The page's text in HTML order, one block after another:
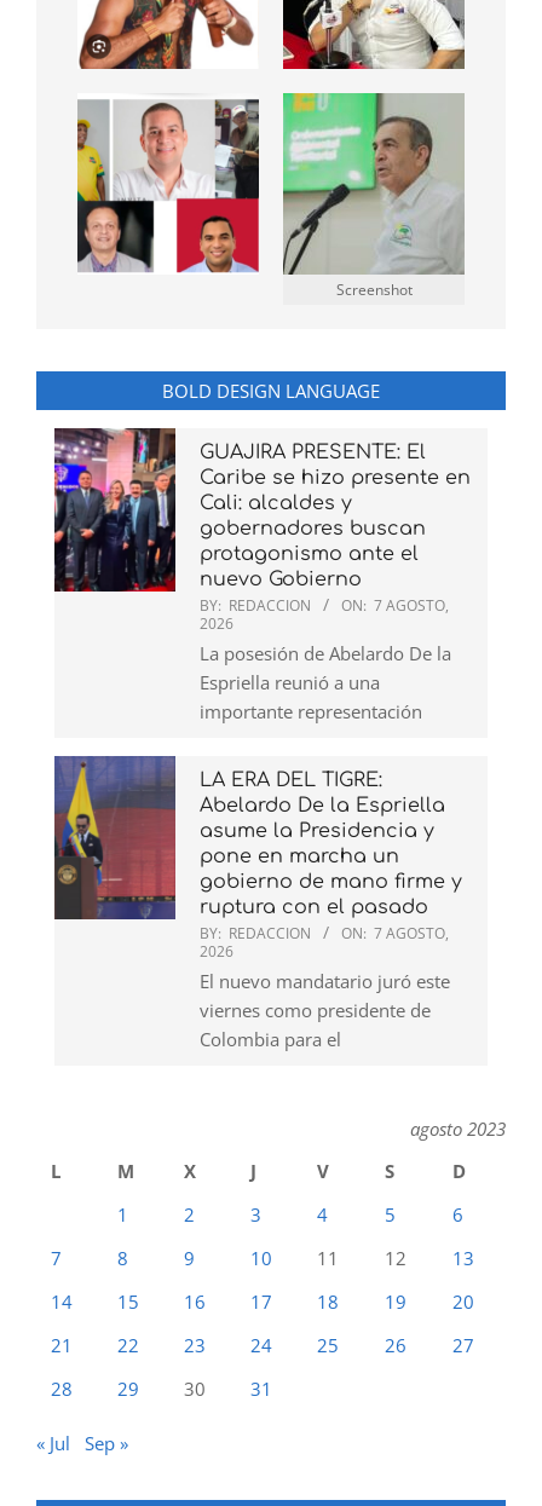
Screenshot
BOLD DESIGN LANGUAGE
GUAJIRA PRESENTE: El
Caribe se hizo presente en
Cali: alcaldes y
gobernadores buscan
protagonismo ante el
nuevo Gobierno
BY: REDACCION ON: 7 AGOSTO,
2026
La posesión de Abelardo De la
Espriella reunió a una
importante representación
LA ERA DEL TIGRE:
Abelardo De la Espriella
asume la Presidencia y
pone en marcha un
gobierno de mano firme y
ruptura con el pasado
BY: REDACCION ON: 7 AGOSTO,
2026
El nuevo mandatario juró este
viernes como presidente de
Colombia para el
agosto 2023
L
M X J V S
D
1
2 3 4 5
6
7
8 9 10 11 12
13
14
15 16 17 18 19
20
21
22 23 24 25 26
27
28
29 30 31
« Jul Sep »